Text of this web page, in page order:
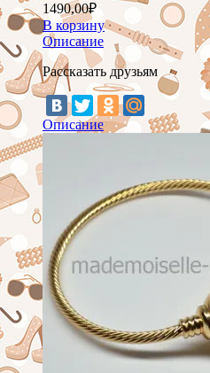
1490,00₽
В корзину
Описание
Рассказать друзьям
Описание